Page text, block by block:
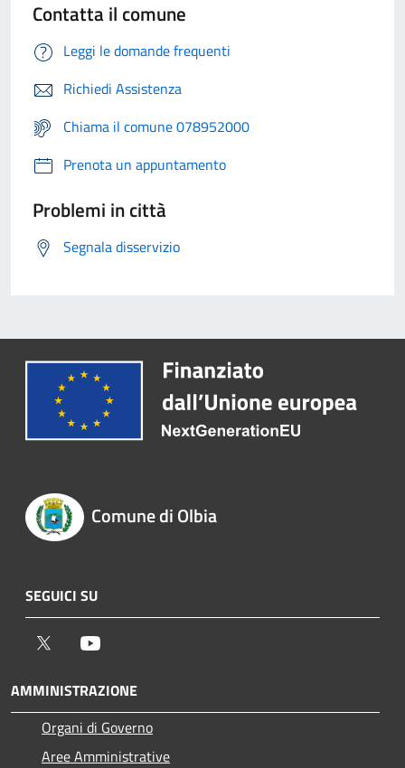
Contatta il comune
Leggi le domande frequenti
Richiedi Assistenza
Chiama il comune 078952000
Prenota un appuntamento
Problemi in città
Segnala disservizio
Comune di Olbia
SEGUICI SU
Twitter
AMMINISTRAZIONE
Organi di Governo
Aree Amministrative